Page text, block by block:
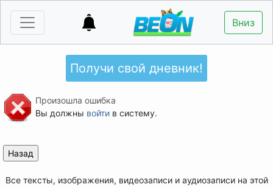
Вниз
Получи свой дневник!
Произошла ошибка
Вы должны войтив систему.
Все тексты, изображения, видеозаписи и аудиозаписи на этой